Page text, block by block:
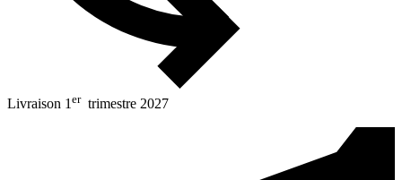
Livraison 1ertrimestre 2027